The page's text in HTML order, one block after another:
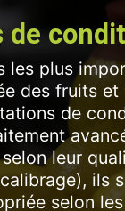
de
les plus
des fruits
de
leur
ils
selon